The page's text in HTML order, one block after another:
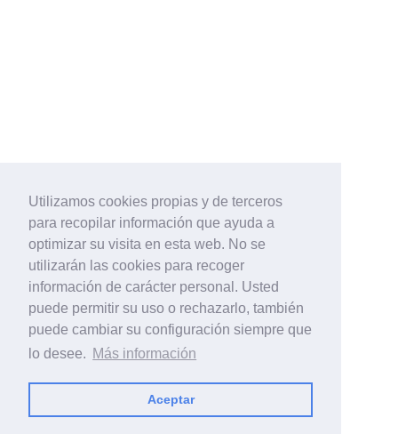
Utilizamos cookies propias y de terceros
para recopilar información que ayuda a
optimizar su visita en esta web. No se
utilizarán las cookies para recoger
información de carácter personal. Usted
puede permitir su uso o rechazarlo, también
puede cambiar su configuración siempre que
lo desee. Más información
Aceptar